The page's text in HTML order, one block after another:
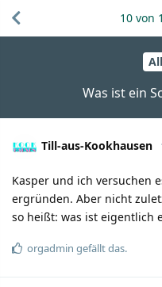
Was ist ein
10von
Till-aus-Kookhausen
Kasper und ich versuchen
ergründen. Aber nicht
so heißt: was ist eigentlich
orgadmin gefällt das.